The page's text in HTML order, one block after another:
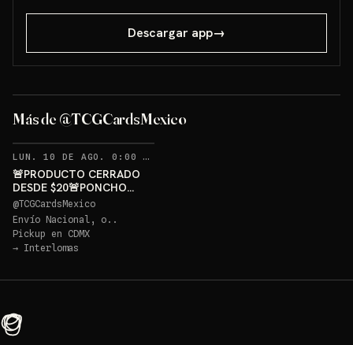
Descargar app→
Más de @TCGCardsMexico
PONCHO PIKACHU PSA 10
Sorteo: PONCHO PIKACHU PSA 10 GRATIS→
LUN. 10 DE AGO. 0:00 AM
🚨PRODUCTO CERRADO
DESDE $20🚨PONCHO
PIKACHU PSA 10 GRATIS
@TCGCardsMexico
Envío Nacional, o..
Pickup en CDMX
→ Interlomas